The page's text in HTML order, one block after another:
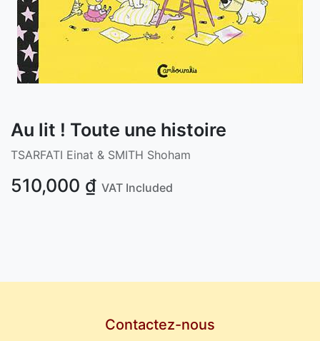
Au lit ! Toute une histoire
TSARFATI Einat & SMITH Shoham
510,000 ₫ VAT Included
Contactez-nous